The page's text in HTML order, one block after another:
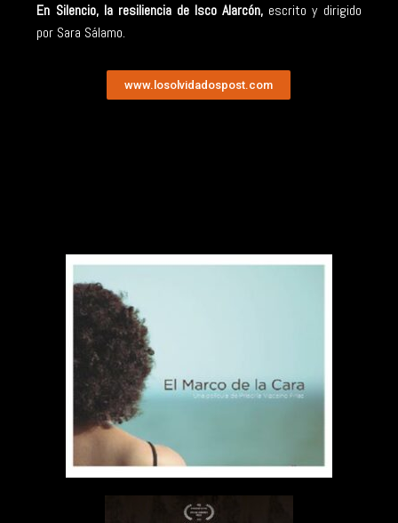
En Silencio, la resiliencia de Isco Alarcón, escrito y dirigido
por Sara Sálamo.
www.losolvidadospost.com